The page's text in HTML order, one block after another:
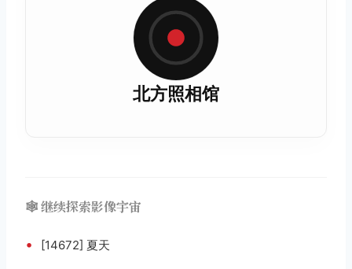
北方照相馆
🕸️ 继续探索影像宇宙
• [14672] 夏天